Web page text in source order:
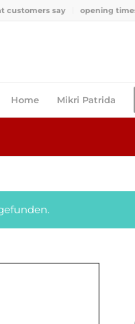
customers say opening
Home Mikri Patrida